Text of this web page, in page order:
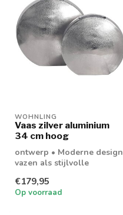
WOHNLING
Vaas zilver aluminium
34 cm hoog
ontwerp • Moderne design
vazen als stijlvolle
twee versch...
€179,95
Op voorraad